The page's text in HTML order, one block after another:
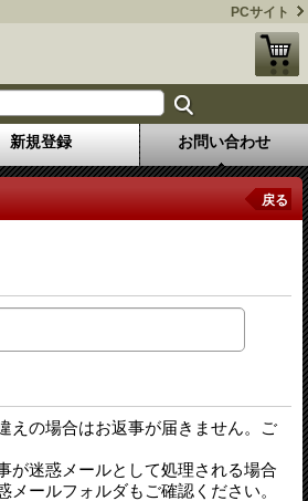
PCサイト
新規登録 お問い合わせ
戻る
えの場合はお返事が届きません。ご
が迷惑メールとして処理される場合
メールフォルダもご確認ください。